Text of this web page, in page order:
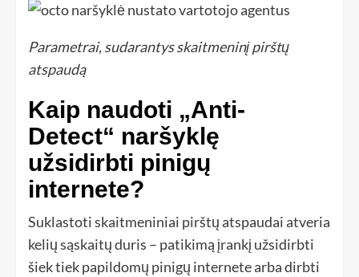
Parametrai, sudarantys skaitmeninį pirštų
atspaudą
Kaip naudoti „Anti-
Detect“ naršyklę
užsidirbti pinigų
internete?
Suklastoti skaitmeniniai pirštų atspaudai atveria
kelių sąskaitų duris – patikimą įrankį užsidirbti
šiek tiek papildomų pinigų internete arba dirbti